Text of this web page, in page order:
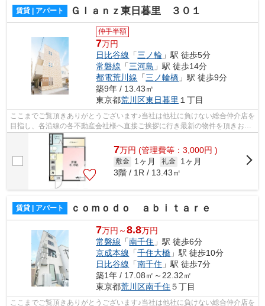
賃貸 | アパート Ｇｌａｎｚ東日暮里 ３０１
仲手半額
7万円
日比谷線 「三ノ輪 」駅 徒歩5分
常磐線 「三河島 」駅 徒歩14分
都電荒川線 「三ノ輪橋 」駅 徒歩9分
築9年 / 13.43㎡
東京都荒川区東日暮里 １丁目
ここまでご覧頂きありがとうございます♪当社は他社に負けない総合仲介店を
目指し、各沿線の各不動産会社様へ直接ご挨拶に行き最新の物件を頂きお客
様へ提供しております！最新の情報は...
7万円 (管理費等：3,000円 )
敷金 1ヶ月 礼金
1ヶ月
3階 / 1R / 13.43㎡
賃貸 | アパート ｃｏｍｏｄｏ ａｂｉｔａｒｅ
7万円～8.8万円
常磐線 「南千住 」駅 徒歩6分
京成本線 「千住大橋 」駅 徒歩10分
日比谷線 「南千住 」駅 徒歩7分
築1年 / 17.08㎡～22.32㎡
東京都荒川区南千住 ５丁目
ここまでご覧頂きありがとうございます♪当社は他社に負けない総合仲介店を